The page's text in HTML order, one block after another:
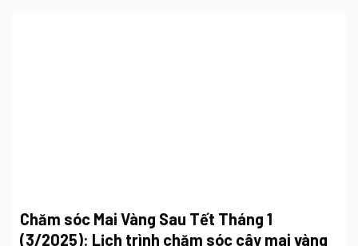
Chăm sóc Mai Vàng Sau Tết Tháng 1
(3/2025): Lịch trình chăm sóc cây mai vàng